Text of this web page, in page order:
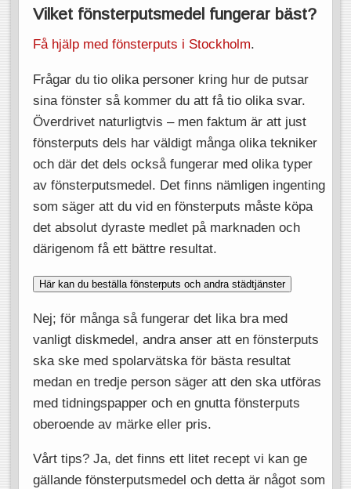
Vilket fönsterputsmedel fungerar bäst?
Få hjälp med fönsterputs i Stockholm.
Frågar du tio olika personer kring hur de putsar
sina fönster så kommer du att få tio olika svar.
Överdrivet naturligtvis – men faktum är att just
fönsterputs dels har väldigt många olika tekniker
och där det dels också fungerar med olika typer
av fönsterputsmedel. Det finns nämligen ingenting
som säger att du vid en fönsterputs måste köpa
det absolut dyraste medlet på marknaden och
därigenom få ett bättre resultat.
Här kan du beställa fönsterputs och andra städtjänster
Nej; för många så fungerar det lika bra med
vanligt diskmedel, andra anser att en fönsterputs
ska ske med spolarvätska för bästa resultat
medan en tredje person säger att den ska utföras
med tidningspapper och en gnutta fönsterputs
oberoende av märke eller pris.
Vårt tips? Ja, det finns ett litet recept vi kan ge
gällande fönsterputsmedel och detta är något som